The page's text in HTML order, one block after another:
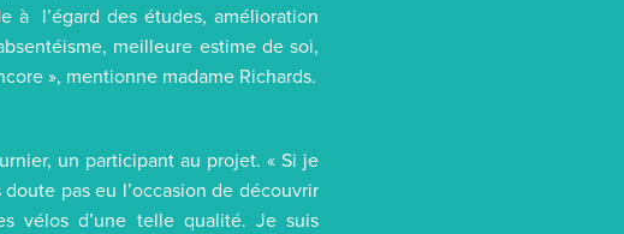
à l’égard des études, amélioration
meilleure estime de soi,
», mentionne madame Richards.
un participant au projet. « Si je
doute pas eu l’occasion de découvrir
vélos d’une telle qualité. Je suis